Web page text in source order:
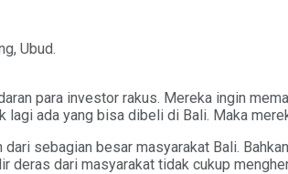
Ubud.
para investor rakus. Mereka ingin
ada yang bisa dibeli di Bali. Maka
sebagian besar masyarakat Bali.
deras dari masyarakat tidak cukup